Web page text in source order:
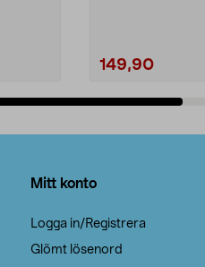
149,90
Mitt konto
Logga in/Registrera
Glömt lösenord